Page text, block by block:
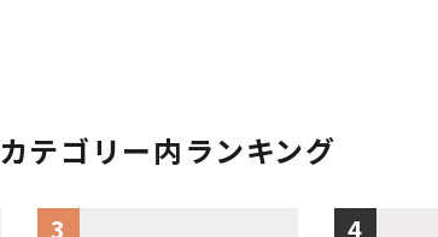
カテゴリー内ランキング